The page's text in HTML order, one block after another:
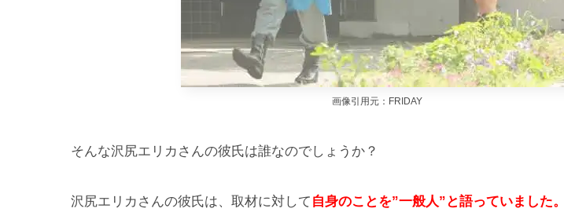
画像引用元：FRIDAY
そんな沢尻エリカさんの彼氏は誰なのでしょうか？
沢尻エリカさんの彼氏は、取材に対して 自身のことを”一般人”と語っていました。